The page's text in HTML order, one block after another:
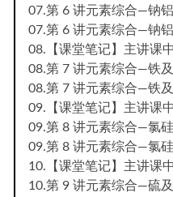
07.第 6 讲元素综合—钠
07.第 6 讲元素综合—钠
08.【课堂笔记】主讲课
08.第 7 讲元素综合—铁
08.第 7 讲元素综合—铁
09.【课堂笔记】主讲课
09.第 8 讲元素综合—氯
09.第 8 讲元素综合—氯
10.【课堂笔记】主讲课
10.第 9 讲元素综合—硫